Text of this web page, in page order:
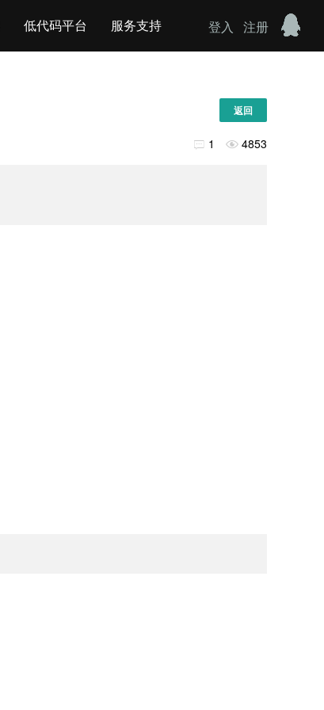
低代码平台 服务支持 登入 注册
返回
 1  4853